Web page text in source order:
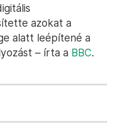
azokat a
alatt leépítené a
– írta a BBC.